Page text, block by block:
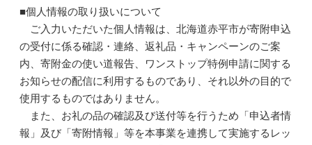
■個人情報の取り扱いについて
ご入力いただいた個人情報は、北海道赤平市が寄附申込
の受付に係る確認・連絡、返礼品・キャンペーンのご案
内、寄附金の使い道報告、ワンストップ特例申請に関する
お知らせの配信に利用するものであり、それ以外の目的で
使用するものではありません。
また、お礼の品の確認及び送付等を行うため「申込者情
報」及び「寄附情報」等を本事業を連携して実施するレッ